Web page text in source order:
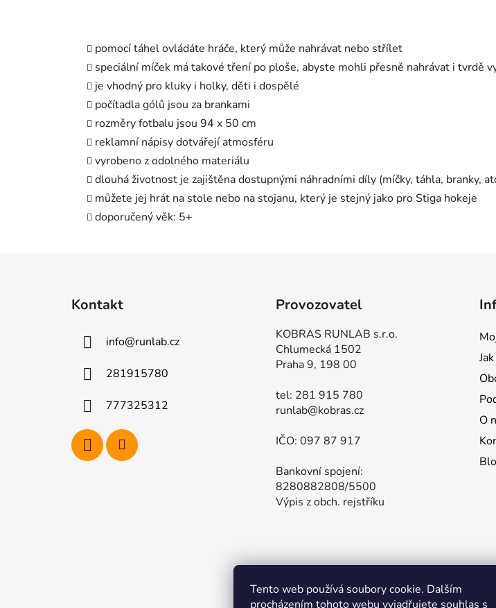
Tento web používá soubory cookie. Dalším
procházením tohoto webu vyjadřujete souhlas s
pomocí táhel ovládáte hráče, který může nahrávat nebo střílet
speciální míček má takové tření po ploše, abyste mohli přesně nahrávat i tvrdě
je vhodný pro kluky i holky, děti i dospělé
počítadla gólů jsou za brankami
rozměry fotbalu jsou 94 x 50 cm
reklamní nápisy dotvářejí atmosféru
vyrobeno z odolného materiálu
dlouhá životnost je zajištěna dostupnými náhradními díly (míčky, táhla, branky,
můžete jej hrát na stole nebo na stojanu, který je stejný jako pro Stiga hokeje
doporučený věk: 5+
Kontakt
info@runlab.cz
281915780
777325312
Provozovatel
KOBRAS RUNLAB s.r.o.
Chlumecká 1502
Praha 9, 198 00
tel: 281 915 780
runlab@kobras.cz
IČO: 097 87 917
Bankovní spojení:
8280882808/5500
Výpis z obch. rejstříku
O
Kompletní nabídka produktů GARMIN na